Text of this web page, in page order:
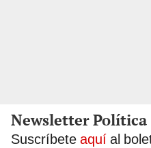
Newsletter Política
Suscríbete aquí al